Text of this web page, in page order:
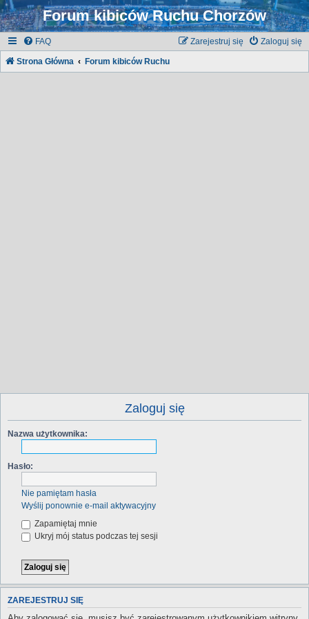
Forum kibiców Ruchu Chorzów
FAQ Zaloguj się
Zarejestruj się
Strona Główna Forum kibiców Ruchu
Zaloguj się
Nazwa użytkownika:
Hasło:
Nie pamiętam hasła
Wyślij ponownie e-mail aktywacyjny
Zapamiętaj mnie
Ukryj mój status podczas tej sesji
ZAREJESTRUJ SIĘ